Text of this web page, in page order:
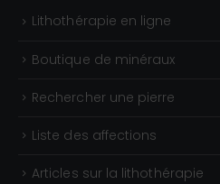
Lithothérapie en ligne
Boutique de minéraux
Rechercher une pierre
Liste des affections
Articles sur la lithothérapie